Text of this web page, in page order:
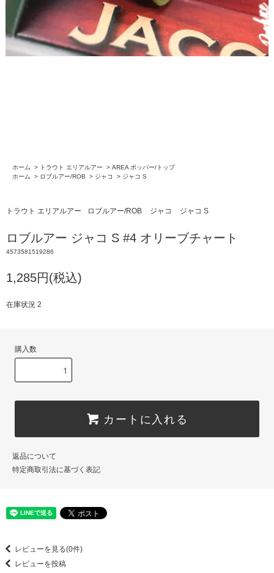
ホーム > トラウト エリアルアー > AREA ポッパー/トップ
ホーム
> ロブルアー/ROB > ジャコ > ジャコ S
トラウト エリアルアー ロブルアー/ROB ジャコ ジャコ S
ロブルアー ジャコ S #4 オリーブチャート
4573581519286
1,285円(税込)
在庫状況 2
購入数
カートに入れる
返品について
特定商取引法に基づく表記
レビューを見る(0件)
レビューを投稿